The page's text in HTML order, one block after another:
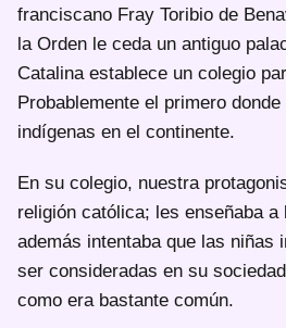
franciscano Fray Toribio de
la Orden le ceda un antiguo
Catalina establece un colegio
Probablemente el primero
indígenas en el continente.
En su colegio, nuestra
religión católica; les enseñaba
además intentaba que las niñas
ser consideradas en su
como era bastante común.